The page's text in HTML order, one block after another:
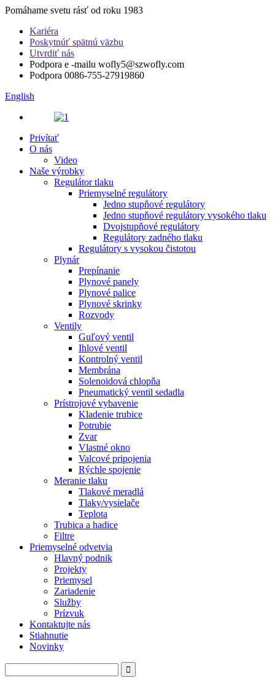
Pomáhame svetu rásť od roku 1983
Kariéra
Poskytnúť spätnú väzbu
Utvrdiť nás
Podpora e -mailu wofly5@szwofly.com
Podpora 0086-755-27919860
English
Privítať
O nás
Video
Naše výrobky
Regulátor tlaku
Priemyselné regulátory
Jedno stupňové regulátory
Jedno stupňové regulátory vysokého tlaku
Dvojstupňové regulátory
Regulátory zadného tlaku
Regulátory s vysokou čistotou
Plynár
Prepínanie
Plynové panely
Plynové palice
Plynové skrinky
Rozvody
Ventily
Guľový ventil
Ihlové ventil
Kontrolný ventil
Membrána
Solenoidová chlopňa
Pneumatický ventil sedadla
Prístrojové vybavenie
Kladenie trubice
Potrubie
Zvar
Vlastné okno
Valcové pripojenia
Rýchle spojenie
Meranie tlaku
Tlakové meradlá
Tlaky/vysielače
Teplota
Trubica a hadice
Filtre
Priemyselné odvetvia
Hlavný podnik
Projekty
Priemysel
Zariadenie
Služby
Prízvuk
Kontaktujte nás
Stiahnutie
Novinky